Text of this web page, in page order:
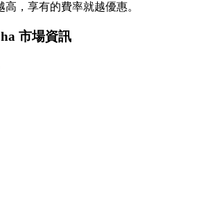
，享有的費率就越優惠。
市場資訊